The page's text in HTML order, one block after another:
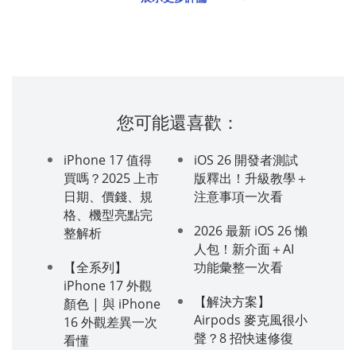
您可能還喜歡：
iPhone 17 值得
買嗎？2025 上市
日期、價錢、規
格、機型亮點完
整解析
【全系列】
iPhone 17 外觀
顏色 | 與 iPhone
16 外觀差異一次
看懂
iOS 26 開發者測試
版釋出！升級教學＋
注意事項一次看
2026 最新 iOS 26 懶
人包！新介面＋AI
功能彙整一次看
【解決方案】
Airpods 麥克風很小
聲？8 招快速修復